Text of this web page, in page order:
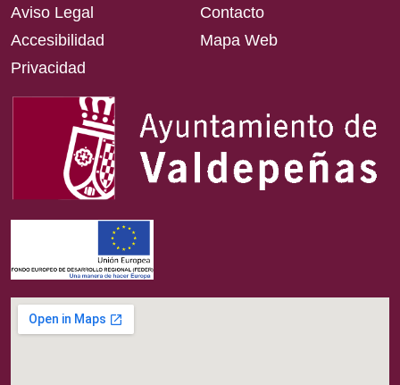
Aviso Legal
Accesibilidad
Privacidad
Contacto
Mapa Web